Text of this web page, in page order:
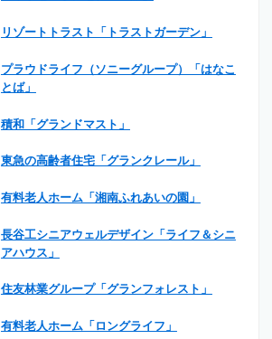
リゾートトラスト「トラストガーデン」
プラウドライフ（ソニーグループ）「はなこ
とば」
積和「グランドマスト」
東急の高齢者住宅「グランクレール」
有料老人ホーム「湘南ふれあいの園」
長谷工シニアウェルデザイン「ライフ＆シニ
アハウス」
住友林業グループ「グランフォレスト」
有料老人ホーム「ロングライフ」